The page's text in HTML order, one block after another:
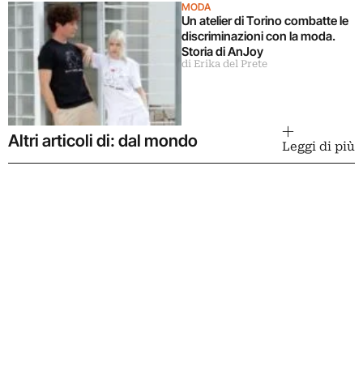
MODA
Un atelier di Torino combatte le
discriminazioni con la moda.
Storia di AnJoy
di Erika del Prete
Altri articoli di: dal mondo Leggi di più